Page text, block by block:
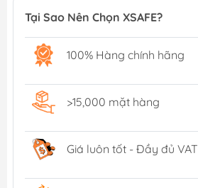
Tại Sao Nên Chọn XSAFE?
100% Hàng chính hãng
>15,000 mặt hàng
Giá luôn tốt - Đầy đủ VAT